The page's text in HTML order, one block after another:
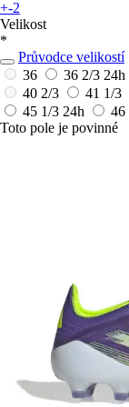
+-2
Velikost
*
Průvodce velikostí
36
36 2/3 24h
40 2/3
41 1/3
45 1/3 24h 46
Toto pole je povinné